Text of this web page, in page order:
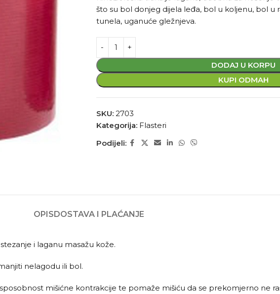
što su bol donjeg dijela leđa, bol u koljenu, bol u
tunela, uganuće gležnjeva.
DODAJ U KORPU
KUPI ODMAH
SKU: 2703
Kategorija: Flasteri
Podijeli:
OPISDOSTAVA I PLAĆANJE
i laganu masažu kože.
nelagodu ili bol.
mišićne kontrakcije te pomaže mišiću da se prekomjerno ne